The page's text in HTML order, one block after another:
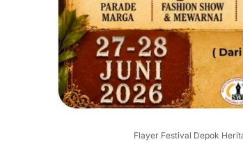
Flayer Festival Depok